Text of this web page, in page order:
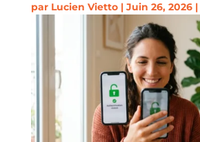
par Lucien Vietto| Juin 26, 2026|